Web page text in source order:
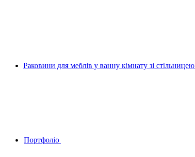
Раковини для меблів у ванну кімнату зі стільницею
Портфоліо